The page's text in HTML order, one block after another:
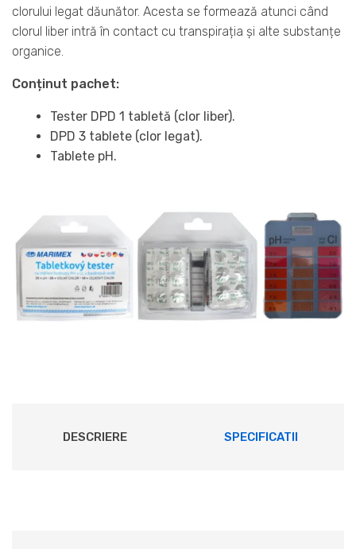
clorului legat dăunător. Acesta se formează atunci când
clorul liber intră în contact cu transpirația și alte substanțe
organice.
Conținut pachet:
Tester DPD 1 tabletă (clor liber).
DPD 3 tablete (clor legat).
Tablete pH.
DESCRIERE SPECIFICATII